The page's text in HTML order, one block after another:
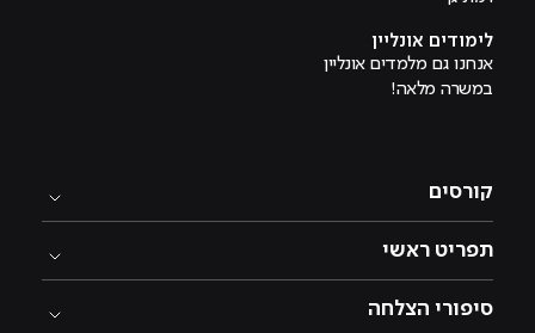
לימודים אונליין
אנחנו גם מלמדים אונליין
במשרה מלאה!
קורסים
תפריט ראשי
סיפורי הצלחה